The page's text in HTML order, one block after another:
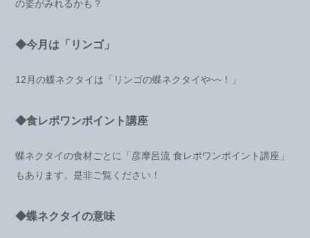
の姿がみれるかも？
◆今月は「リンゴ」
12月の蝶ネクタイは「リンゴの蝶ネクタイや~~！」
◆食レポワンポイント講座
蝶ネクタイの食材ごとに「彦摩呂流 食レポワンポイント講座」
もあります。是非ご覧ください！
◆蝶ネクタイの意味